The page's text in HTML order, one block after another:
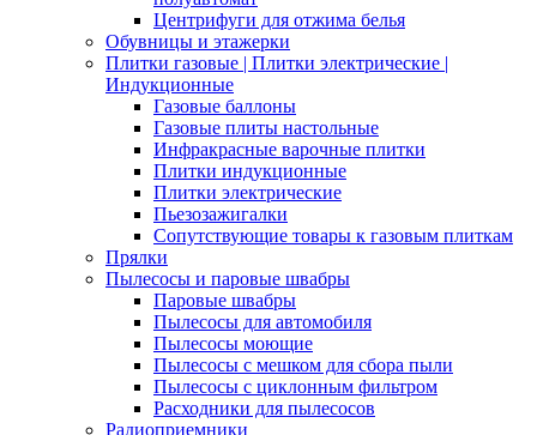
Центрифуги для отжима белья
Обувницы и этажерки
Плитки газовые | Плитки электрические |
Индукционные
Газовые баллоны
Газовые плиты настольные
Инфракрасные варочные плитки
Плитки индукционные
Плитки электрические
Пьезозажигалки
Сопутствующие товары к газовым плиткам
Прялки
Пылесосы и паровые швабры
Паровые швабры
Пылесосы для автомобиля
Пылесосы моющие
Пылесосы с мешком для сбора пыли
Пылесосы с циклонным фильтром
Расходники для пылесосов
Радиоприемники